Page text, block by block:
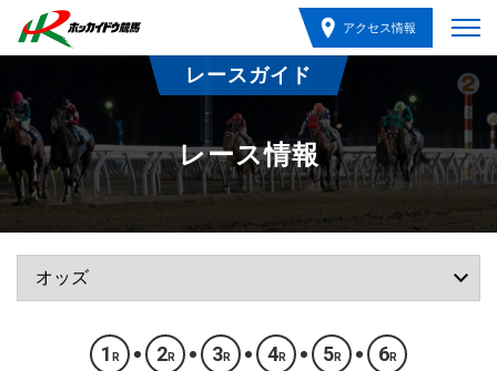
アクセス情報
レースガイド
レース情報
1 R 2R 3R 4R 5R 6R